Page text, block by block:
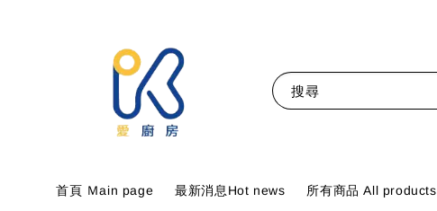
搜尋
首頁 Ｍain page 最新消息Hot news 所有商品 All products